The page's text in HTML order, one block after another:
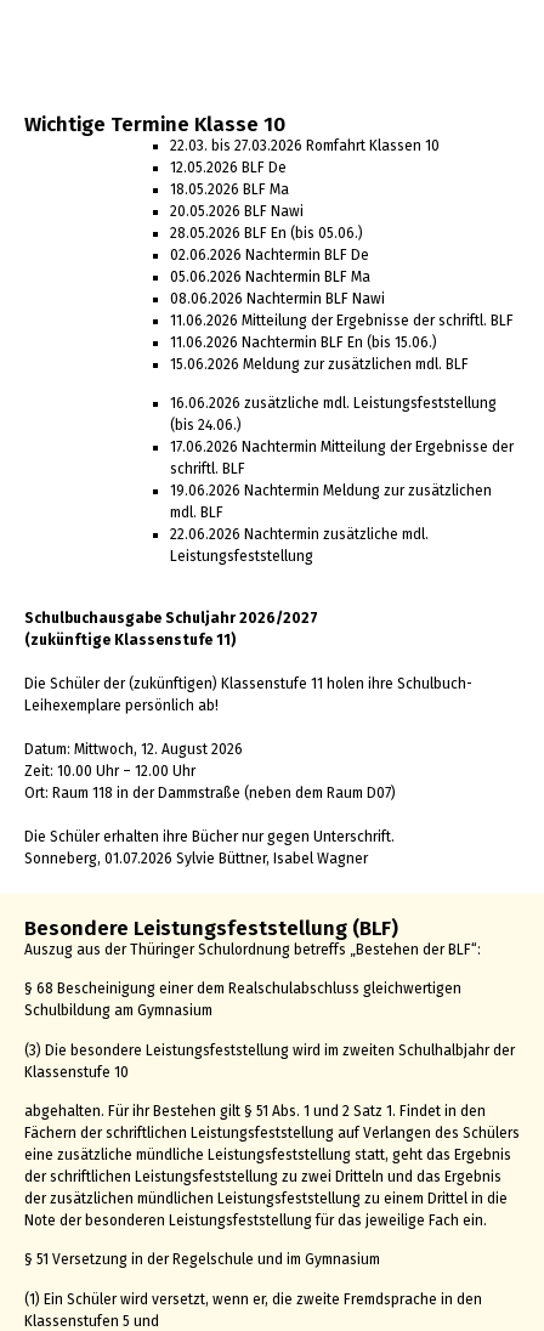
Wichtige Termine Klasse 10
22.03. bis 27.03.2026 Romfahrt Klassen 10
12.05.2026 BLF De
18.05.2026 BLF Ma
20.05.2026 BLF Nawi
28.05.2026 BLF En (bis 05.06.)
02.06.2026 Nachtermin BLF De
05.06.2026 Nachtermin BLF Ma
08.06.2026 Nachtermin BLF Nawi
11.06.2026 Mitteilung der Ergebnisse der schriftl. BLF
11.06.2026 Nachtermin BLF En (bis 15.06.)
15.06.2026 Meldung zur zusätzlichen mdl. BLF
16.06.2026 zusätzliche mdl. Leistungsfeststellung
(bis 24.06.)
17.06.2026 Nachtermin Mitteilung der Ergebnisse der
schriftl. BLF
19.06.2026 Nachtermin Meldung zur zusätzlichen
mdl. BLF
22.06.2026 Nachtermin zusätzliche mdl.
Leistungsfeststellung
Schulbuchausgabe Schuljahr 2026/2027
(zukünftige Klassenstufe 11)
Die Schüler der (zukünftigen) Klassenstufe 11 holen ihre Schulbuch-
Leihexemplare persönlich ab!
Datum: Mittwoch, 12. August 2026
Zeit: 10.00 Uhr – 12.00 Uhr
Ort: Raum 118 in der Dammstraße (neben dem Raum D07)
Die Schüler erhalten ihre Bücher nur gegen Unterschrift.
Sonneberg, 01.07.2026 Sylvie Büttner, Isabel Wagner
Besondere Leistungsfeststellung (BLF)
Auszug aus der Thüringer Schulordnung betreffs „Bestehen der BLF“:
§ 68 Bescheinigung einer dem Realschulabschluss gleichwertigen
Schulbildung am Gymnasium
(3) Die besondere Leistungsfeststellung wird im zweiten Schulhalbjahr der
Klassenstufe 10
abgehalten. Für ihr Bestehen gilt § 51 Abs. 1 und 2 Satz 1. Findet in den
Fächern der schriftlichen Leistungsfeststellung auf Verlangen des Schülers
eine zusätzliche mündliche Leistungsfeststellung statt, geht das Ergebnis
der schriftlichen Leistungsfeststellung zu zwei Dritteln und das Ergebnis
der zusätzlichen mündlichen Leistungsfeststellung zu einem Drittel in die
Note der besonderen Leistungsfeststellung für das jeweilige Fach ein.
§ 51 Versetzung in der Regelschule und im Gymnasium
(1) Ein Schüler wird versetzt, wenn er, die zweite Fremdsprache in den
Klassenstufen 5 und